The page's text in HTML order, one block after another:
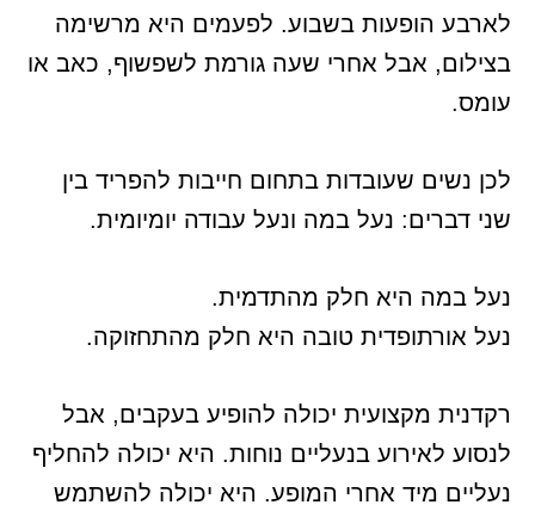
לארבע הופעות בשבוע. לפעמים היא מרשימה
בצילום, אבל אחרי שעה גורמת לשפשוף, כאב או
עומס.
לכן נשים שעובדות בתחום חייבות להפריד בין
שני דברים: נעל במה ונעל עבודה יומיומית.
נעל במה היא חלק מהתדמית.
נעל אורתופדית טובה היא חלק מהתחזוקה.
רקדנית מקצועית יכולה להופיע בעקבים, אבל
לנסוע לאירוע בנעליים נוחות. היא יכולה להחליף
נעליים מיד אחרי המופע. היא יכולה להשתמש